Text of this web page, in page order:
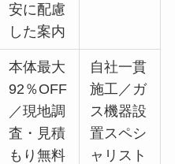
安に配慮
した案内
本体最大
92％OFF
／現地調
査・見積
もり無料
自社一貫
施工／ガ
ス機器設
置スペシ
ャリスト